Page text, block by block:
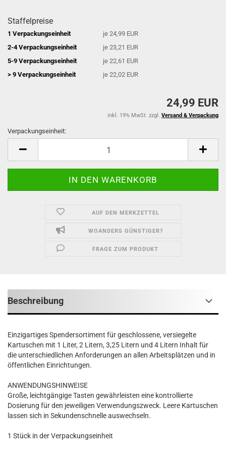
Staffelpreise
1 Verpackungseinheit
je 24,99 EUR
2-4 Verpackungseinheit
je 23,21 EUR
5-9 Verpackungseinheit
je 22,61 EUR
> 9 Verpackungseinheit
je 22,02 EUR
24,99 EUR
inkl. 19% MwSt. zzgl. Versand & Verpackung
Verpackungseinheit:
AUF DEN MERKZETTEL
WOANDERS GÜNSTIGER?
FRAGE ZUM PRODUKT
Beschreibung
Einzigartiges Spendersortiment für geschlossene, versiegelte
Kartuschen mit 1 Liter, 2 Litern, 3,25 Litern und 4 Litern Inhalt für
die unterschiedlichen Anforderungen an allen Arbeitsplätzen und in
öffentlichen Einrichtungen.
ANWENDUNGSHINWEISE
Große, leichtgängige Tasten gewährleisten eine kontrollierte
Dosierung für den jeweiligen Verwendungszweck. Leere Kartuschen
lassen sich in Sekundenschnelle auswechseln.
1 Stück in der Verpackungseinheit